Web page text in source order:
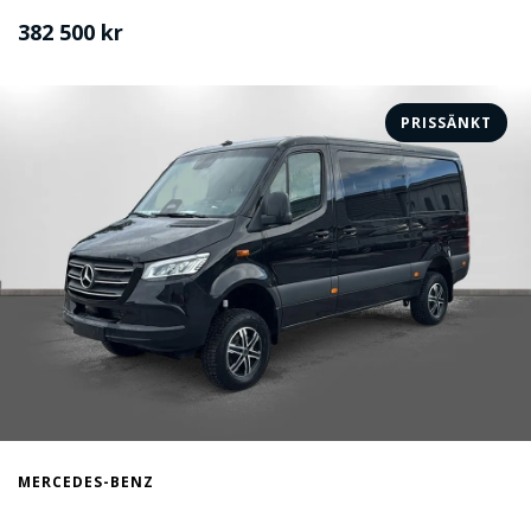
382 500 kr
PRISSÄNKT
MERCEDES-BENZ